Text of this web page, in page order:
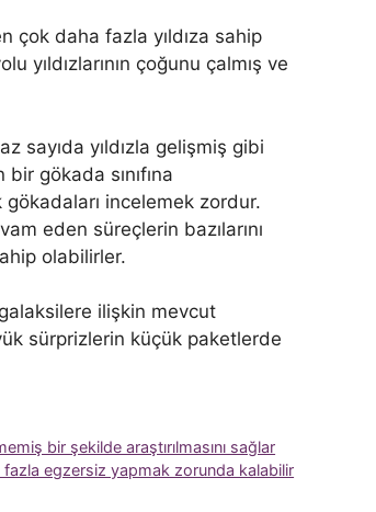
çok daha fazla yıldıza sahip
yıldızlarının çoğunu çalmış ve
sayıda yıldızla gelişmiş gibi
gökada sınıfına
incelemek zordur.
eden süreçlerin bazılarını
olabilirler.
ilişkin mevcut
sürprizlerin küçük paketlerde
bir şekilde araştırılmasını sağlar
fazla egzersiz yapmak zorunda kalabilir